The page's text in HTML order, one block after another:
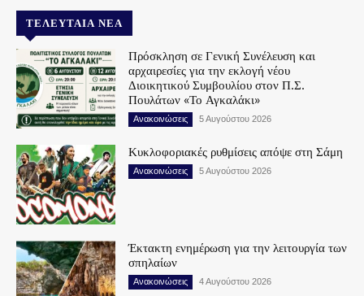
ΤΕΛΕΥΤΑΊΑ ΝΈΑ
Πρόσκληση σε Γενική Συνέλευση και
αρχαιρεσίες για την εκλογή νέου
Διοικητικού Συμβουλίου στον Π.Σ.
Πουλάτων «Το Αγκαλάκι»
Ανακοινώσεις 5 Αυγούστου 2026
Κυκλοφοριακές ρυθμίσεις απόψε στη Σάμη
Ανακοινώσεις 5 Αυγούστου 2026
Έκτακτη ενημέρωση για την λειτουργία των
σπηλαίων
Ανακοινώσεις 4 Αυγούστου 2026